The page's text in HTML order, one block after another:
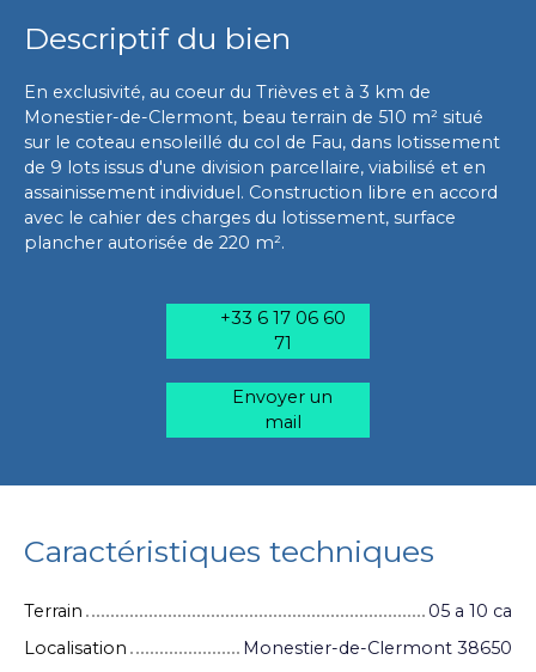
Descriptif du bien
En exclusivité, au coeur du Trièves et à 3 km de
Monestier-de-Clermont, beau terrain de 510 m² situé
sur le coteau ensoleillé du col de Fau, dans lotissement
de 9 lots issus d'une division parcellaire, viabilisé et en
assainissement individuel. Construction libre en accord
avec le cahier des charges du lotissement, surface
plancher autorisée de 220 m².
+33 6 17 06 60
71
Envoyer un
mail
Caractéristiques techniques
Terrain
05 a 10 ca
Localisation
Monestier-de-Clermont 38650